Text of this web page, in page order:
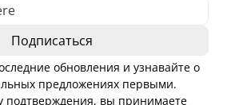
обновления и узнавайте о
предложениях первыми.
подтверждения, вы принимаете